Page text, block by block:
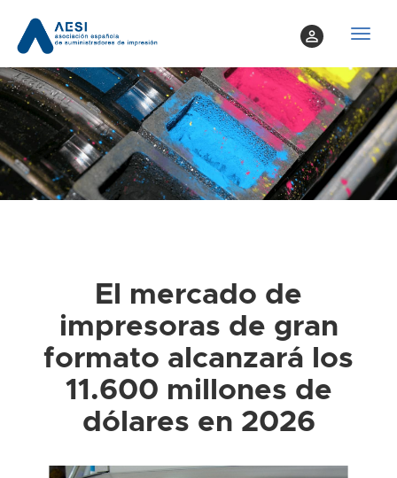
perm_identity
T
g
g
l
e
n
El mercado de
impresoras de gran
formato alcanzará los
11.600 millones de
dólares en 2026